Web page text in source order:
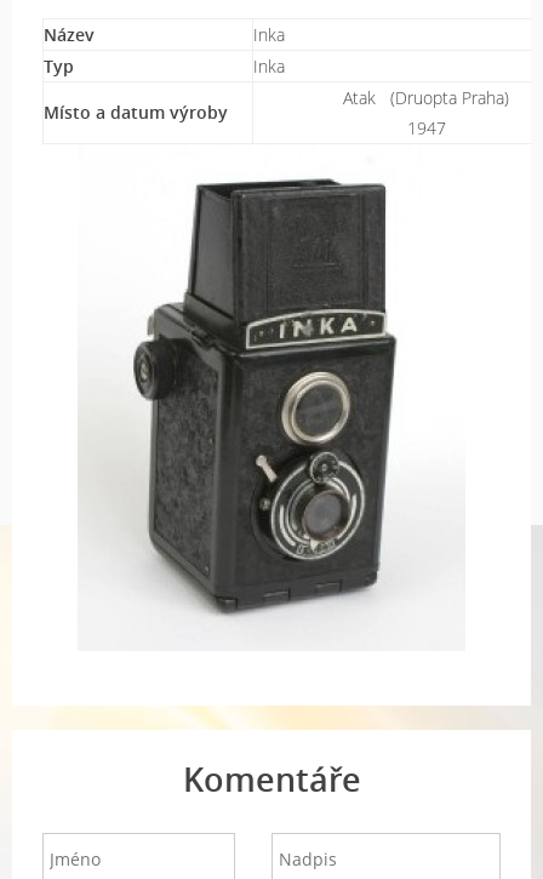
Název
Inka
Typ
Inka
Místo a datum výroby
Atak (Druopta Praha)
1947
Komentáře